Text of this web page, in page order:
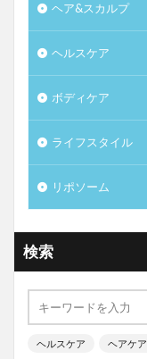
ヘア&スカルプ
ヘルスケア
ボディケア
ライフスタイル
リポソーム
検索
ヘルスケア ヘアケア